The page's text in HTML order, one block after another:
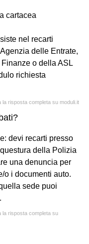
cartacea
nel recarti
delle Entrate,
o della ASL
richiesta
la risposta completa su moduli.it
devi recarti presso
della Polizia
una denuncia per
o i documenti auto.
sede puoi
la risposta completa su